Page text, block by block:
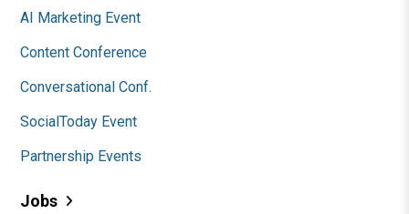
AI Marketing Event
Content Conference
Conversational Conf.
SocialToday Event
Partnership Events
Jobs